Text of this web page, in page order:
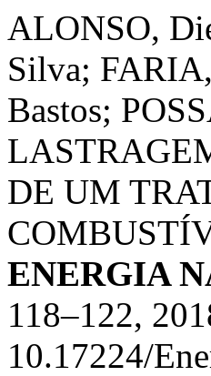
ALONSO,
Silva;
Bastos;
DE UM
ENERGIA
118–122,
10.17224/